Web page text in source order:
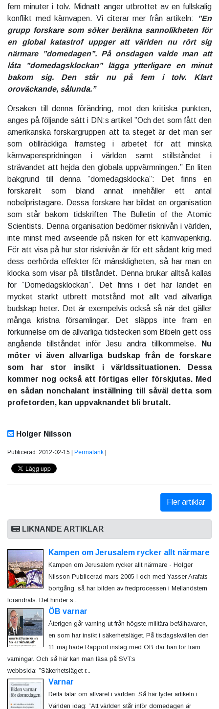
fem minuter i tolv. Midnatt anger utbrottet av en fullskalig
konflikt med kärnvapen. Vi citerar mer från artikeln:
”En
grupp forskare som söker beräkna sannolikheten för
en global katastrof uppger att världen nu rört sig
närmare ”domedagen”. På onsdagen valde man att
låta ”domedagsklockan” lägga ytterligare en minut
bakom sig. Den står nu på fem i tolv. Klart
oroväckande, sålunda.”
Orsaken till denna förändring, mot den kritiska punkten,
anges på följande sätt i DN:s artikel ”Och det som fått den
amerikanska forskargruppen att ta steget är det man ser
som otillräckliga framsteg i arbetet för att minska
kärnvapenspridningen i världen samt stillståndet i
strävandet att hejda den globala uppvärmningen.” En liten
bakgrund till denna ”domedagsklocka”: Det finns en
forskarelit som bland annat innehåller ett antal
nobelpristagare. Dessa forskare har bildat en organisation
som står bakom tidskriften The Bulletin of the Atomic
Scientists. Denna organisation bedömer risknivån i världen,
inte minst med avseende på risken för ett kärnvapenkrig.
För att visa på hur stor risknivån är för ett sådant krig med
dess oerhörda effekter för mänskligheten, så har man en
klocka som visar på tillståndet. Denna brukar alltså kallas
för ”Domedagsklockan”. Det finns i det här landet en
mycket starkt utbrett motstånd mot allt vad allvarliga
budskap heter. Det är exempelvis också så när det gäller
många kristna församlingar. Det släpps inte fram en
förkunnelse om de allvarliga tidstecken som Bibeln gett oss
angående tillståndet inför Jesu andra tillkommelse.
Nu
möter vi även allvarliga budskap från de forskare
som har stor insikt i världssituationen. Dessa
kommer nog också att förtigas eller förskjutas. Med
en sådan nonchalant inställning till såväl detta som
profetorden, kan uppvaknandet bli brutalt.
Holger Nilsson
Publicerad: 2012-02-15 | Permalänk
Fler artiklar
LIKNANDE ARTIKLAR
Kampen om Jerusalem rycker allt närmare
Kampen om Jerusalem rycker allt närmare - Holger
Nilsson Publicerad mars 2005 I och med Yasser Arafats
bortgång, så har bilden av fredprocessen i Mellanöstern
förändrats. Det hinder s...
ÖB varnar
Återigen går varning ut från högste militära befälhavaren,
en som har insikt i säkerhetsläget. På tisdagskvällen den
11 maj hade Rapport inslag med ÖB där han för fram
varningar. Och så här kan man läsa på SVT:s
webbsida: ”Säkerhetsläget r...
Varnar
Detta talar om allvaret i världen. Så här lyder artikeln i
Världen idag: ”Att världen står inför domedagen är